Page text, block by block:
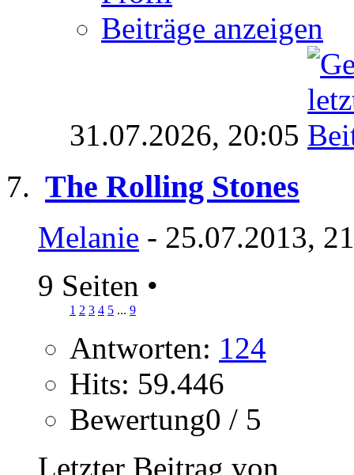
Beiträge anzeigen
31.07.2026, 20:05
The Rolling Stones
Melanie - 25.07.2013,
9 Seiten •
1 2 3 4 5 ... 9
Antworten: 124
Hits: 59.446
Bewertung0 / 5
Letzter Beitrag von